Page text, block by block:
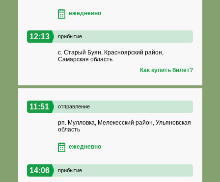
ежедневно
12:13 прибытие
с. Старый Буян, Красноярский район,
Самарская область
Как купить билет?
11:51 отправление
рп. Мулловка, Мелекесский район, Ульяновская
область
ежедневно
14:06 прибытие